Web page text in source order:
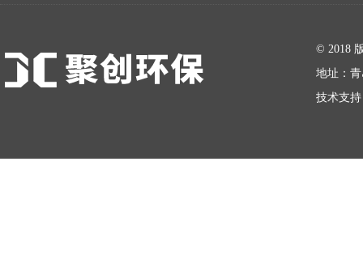
© 2018
地址：
技术支